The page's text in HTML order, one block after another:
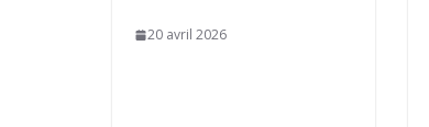
20 avril 2026